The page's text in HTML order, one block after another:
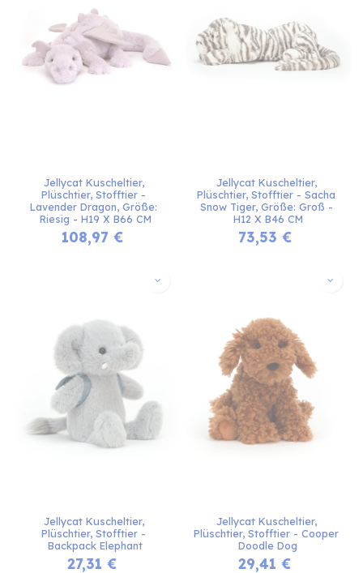
Jellycat Kuscheltier,
Plüschtier, Stofftier -
Lavender Dragon, Größe:
Riesig - H19 X B66 CM
108,97 €
Jellycat Kuscheltier,
Plüschtier, Stofftier - Sacha
Snow Tiger, Größe: Groß -
H12 X B46 CM
73,53 €
Jellycat Kuscheltier,
Plüschtier, Stofftier -
Backpack Elephant
27,31 €
Jellycat Kuscheltier,
Plüschtier, Stofftier - Cooper
Doodle Dog
29,41 €